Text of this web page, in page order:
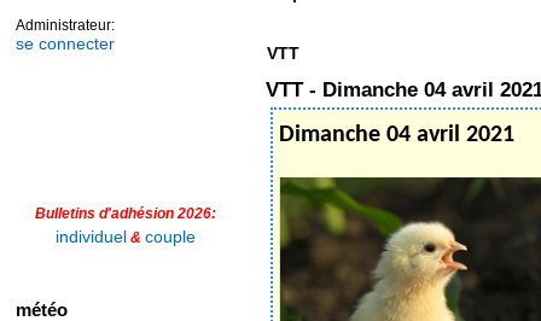
Administrateur:
se connecter
Bulletins d'adhésion 2026:
individuel & couple
météo
VTT
VTT - Dimanche 04 avril
Dimanche 04 avril 2021